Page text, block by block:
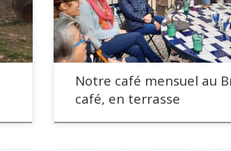
Notre café mensuel au
café, en terrasse